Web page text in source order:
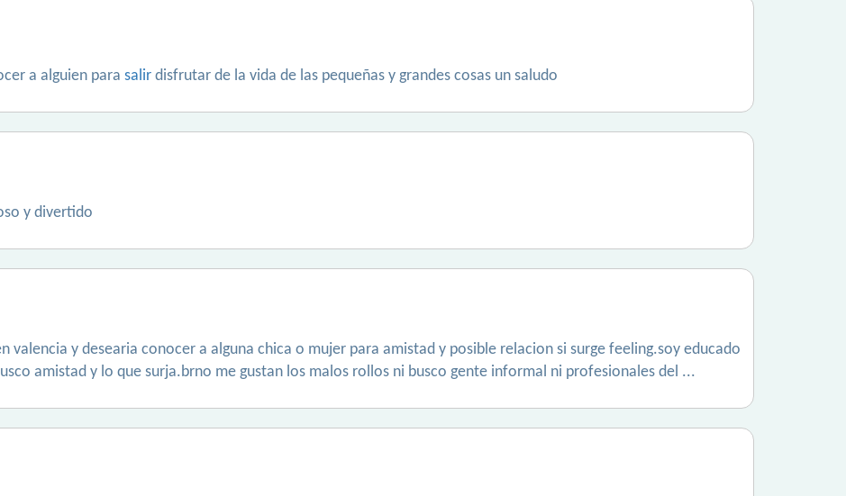
a alguien para salir disfrutar de la vida de las pequeñas y grandes cosas un saludo
y divertido
valencia y desearia conocer a alguna chica o mujer para amistad y posible relacion si surge feeling.soy educado
amistad y lo que surja.brno me gustan los malos rollos ni busco gente informal ni profesionales del ...